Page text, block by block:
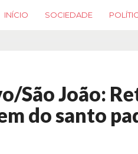
INÍCIO SOCIEDADE
São João:
do santo